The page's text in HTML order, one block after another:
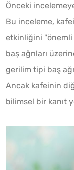
Önceki
Bu inceleme,
etkinliğini "önemli
baş ağrıları
gerilim tipi baş
Ancak kafeinin
bilimsel bir kanıt